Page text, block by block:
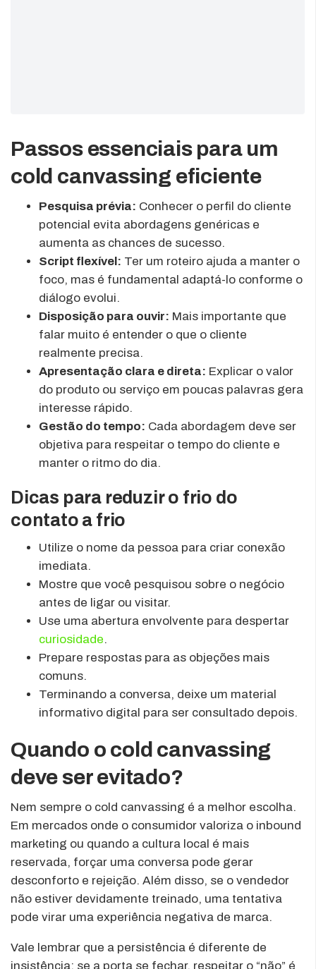
Passos essenciais para um
cold canvassing eficiente
Pesquisa prévia: Conhecer o perfil do cliente
potencial evita abordagens genéricas e
aumenta as chances de sucesso.
Script flexível: Ter um roteiro ajuda a manter o
foco, mas é fundamental adaptá-lo conforme o
diálogo evolui.
Disposição para ouvir: Mais importante que
falar muito é entender o que o cliente
realmente precisa.
Apresentação clara e direta: Explicar o valor
do produto ou serviço em poucas palavras gera
interesse rápido.
Gestão do tempo: Cada abordagem deve ser
objetiva para respeitar o tempo do cliente e
manter o ritmo do dia.
Dicas para reduzir o frio do
contato a frio
Utilize o nome da pessoa para criar conexão
imediata.
Mostre que você pesquisou sobre o negócio
antes de ligar ou visitar.
Use uma abertura envolvente para despertar
curiosidade.
Prepare respostas para as objeções mais
comuns.
Terminando a conversa, deixe um material
informativo digital para ser consultado depois.
Quando o cold canvassing
deve ser evitado?
Nem sempre o cold canvassing é a melhor escolha.
Em mercados onde o consumidor valoriza o inbound
marketing ou quando a cultura local é mais
reservada, forçar uma conversa pode gerar
desconforto e rejeição. Além disso, se o vendedor
não estiver devidamente treinado, uma tentativa
pode virar uma experiência negativa de marca.
Vale lembrar que a persistência é diferente de
insistência: se a porta se fechar, respeitar o “não” é